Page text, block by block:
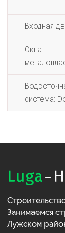
Входная
Окна
система:
Занимаемся
Лужском